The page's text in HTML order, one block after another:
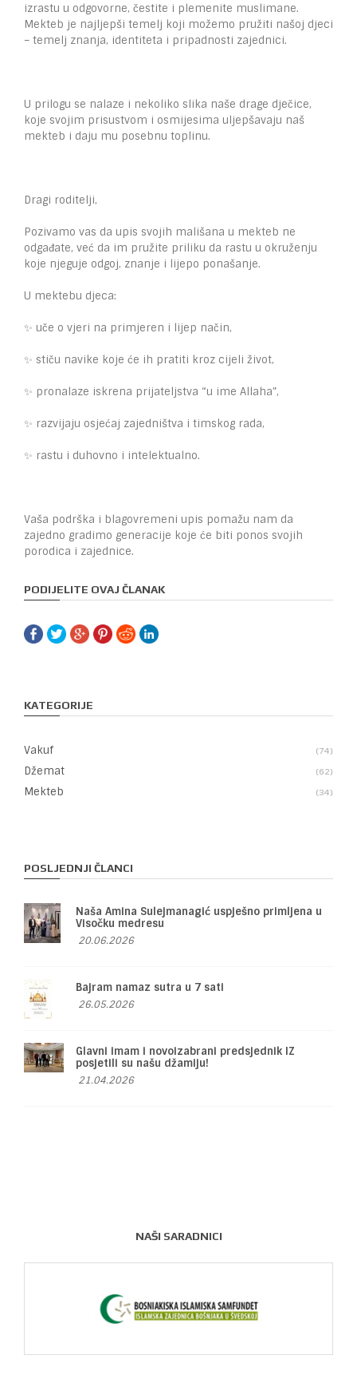
izrastu u odgovorne, čestite i plemenite muslimane.
Mekteb je najljepši temelj koji možemo pružiti našoj djeci
– temelj znanja, identiteta i pripadnosti zajednici.
U prilogu se nalaze i nekoliko slika naše drage dječice,
koje svojim prisustvom i osmijesima uljepšavaju naš
mekteb i daju mu posebnu toplinu.
Dragi roditelji,
Pozivamo vas da upis svojih mališana u mekteb ne
odgađate, već da im pružite priliku da rastu u okruženju
koje njeguje odgoj, znanje i lijepo ponašanje.
U mektebu djeca:
✨ uče o vjeri na primjeren i lijep način,
✨ stiču navike koje će ih pratiti kroz cijeli život,
✨ pronalaze iskrena prijateljstva “u ime Allaha”,
✨ razvijaju osjećaj zajedništva i timskog rada,
✨ rastu i duhovno i intelektualno.
Vaša podrška i blagovremeni upis pomažu nam da
zajedno gradimo generacije koje će biti ponos svojih
porodica i zajednice.
PODIJELITE OVAJ ČLANAK
KATEGORIJE
Vakuf 74
Džemat 62
Mekteb 34
POSLJEDNJI ČLANCI
Naša Amina Sulejmanagić uspješno primljena u
Visočku medresu
20.06.2026
Bajram namaz sutra u 7 sati
26.05.2026
Glavni imam i novoizabrani predsjednik IZ
posjetili su našu džamiju!
21.04.2026
NAŠI SARADNICI